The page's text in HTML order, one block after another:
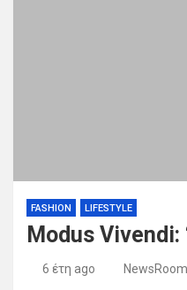
FASHION LIFESTYLE
Modus Vivendi:
6 έτη ago NewsRoom